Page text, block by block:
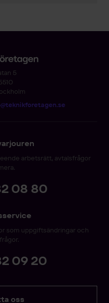
5
arbetsrätt, avtalsfrågor
08 80
som uppgiftsändringar och
09 20
oss